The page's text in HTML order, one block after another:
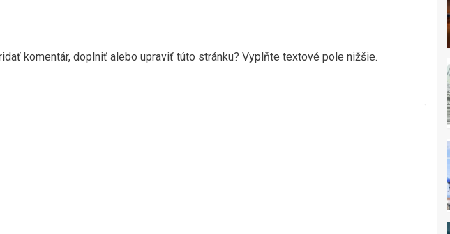
komentár, doplniť alebo upraviť túto stránku? Vyplňte textové pole nižšie.